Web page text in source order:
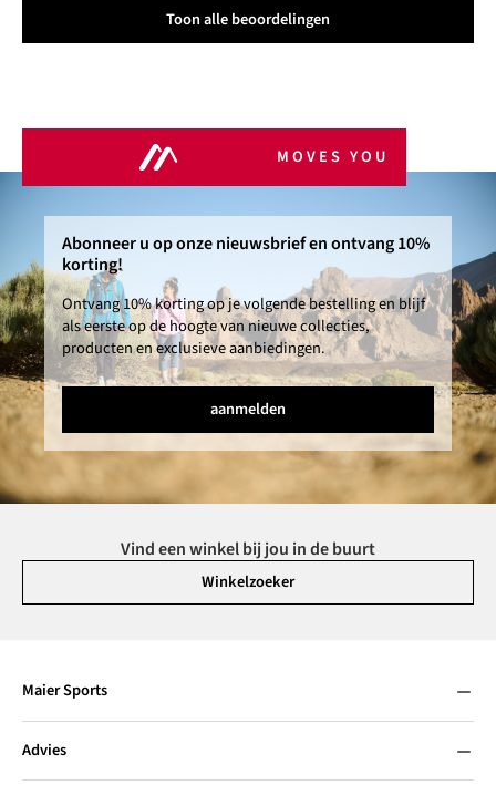
Toon alle beoordelingen
MOVES YOU
Abonneer u op onze nieuwsbrief en ontvang 10%
korting!
Ontvang 10% korting op je volgende bestelling en blijf
als eerste op de hoogte van nieuwe collecties,
producten en exclusieve aanbiedingen.
aanmelden
Vind een winkel bij jou in de buurt
Winkelzoeker
Maier Sports
Advies